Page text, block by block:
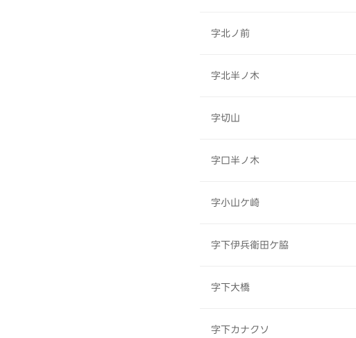
字北ノ前
字北半ノ木
字切山
字口半ノ木
字小山ケ崎
字下伊兵衛田ケ脇
字下大橋
字下カナクソ